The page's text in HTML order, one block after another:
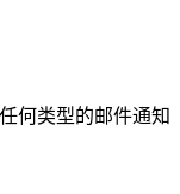
何类型的邮件通知